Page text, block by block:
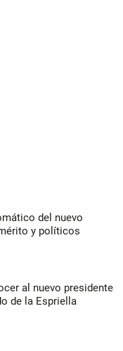
del nuevo
y políticos
al nuevo presidente
de la Espriella